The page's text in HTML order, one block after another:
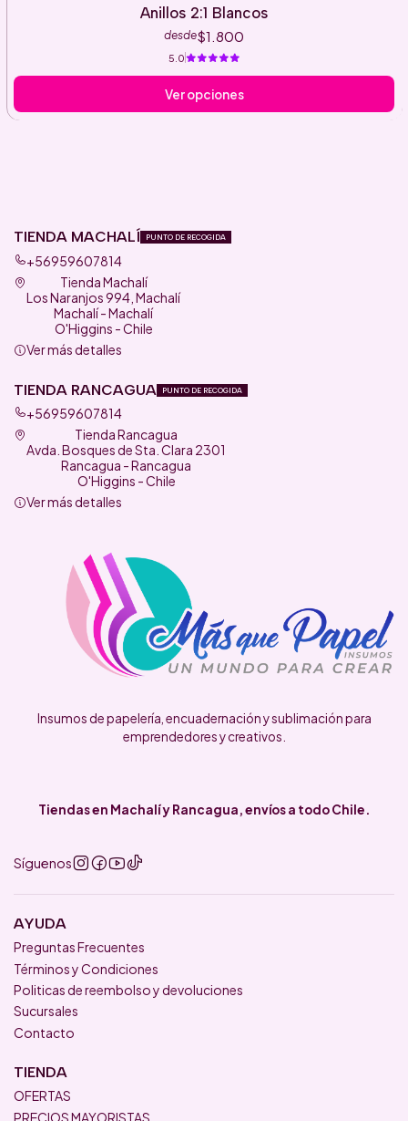
Anillos 2:1 Blancos
desde$1.800
5.0
Ver opciones
TIENDA MACHALÍ PUNTO DE RECOGIDA
+56959607814
Tienda Machalí
Los Naranjos 994, Machalí
Machalí - Machalí
O'Higgins - Chile
Ver más detalles
TIENDA RANCAGUA PUNTO DE RECOGIDA
+56959607814
Tienda Rancagua
Avda. Bosques de Sta. Clara 2301
Rancagua - Rancagua
O'Higgins - Chile
Ver más detalles
Insumos de papelería, encuadernación y sublimación para
emprendedores y creativos.
Tiendas en Machalí y Rancagua, envíos a todo Chile.
Síguenos
AYUDA
Preguntas Frecuentes
Términos y Condiciones
Politicas de reembolso y devoluciones
Sucursales
Contacto
TIENDA
OFERTAS
PRECIOS MAYORISTAS